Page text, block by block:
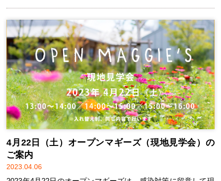
4月22日（土）オープンマギーズ（現地見学会）の
ご案内
2023.04.06